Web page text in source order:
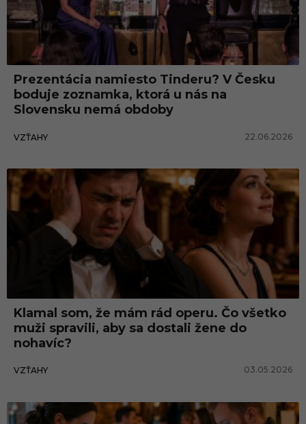
Prezentácia namiesto Tinderu? V Česku
boduje zoznamka, ktorá u nás na
Slovensku nemá obdoby
VZŤAHY 22.06.2026
Klamal som, že mám rád operu. Čo všetko
muži spravili, aby sa dostali žene do
nohavíc?
VZŤAHY 03.05.2026